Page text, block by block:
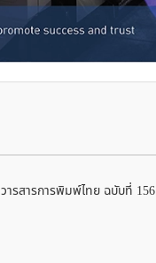
วารสารการพิมพ์ไทย ฉบับที่ 156